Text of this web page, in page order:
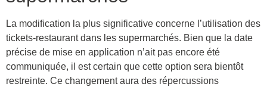
La modification la plus significative concerne l’utilisation des
tickets-restaurant dans les supermarchés. Bien que la date
précise de mise en application n’ait pas encore été
communiquée, il est certain que cette option sera bientôt
restreinte. Ce changement aura des répercussions